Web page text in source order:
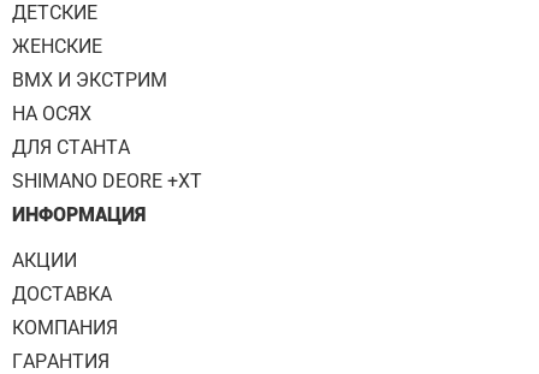
ДЕТСКИЕ
ЖЕНСКИЕ
BMX И ЭКСТРИМ
НА ОСЯХ
ДЛЯ СТАНТА
SHIMANO DEORE +XT
ИНФОРМАЦИЯ
АКЦИИ
ДОСТАВКА
КОМПАНИЯ
ГАРАНТИЯ